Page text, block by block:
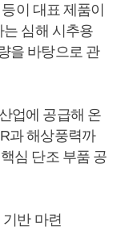
이 대표 제품이
는 심해 시추용
을 바탕으로 관
업에 공급해 온
과 해상풍력까
심 단조 부품 공
반 마련